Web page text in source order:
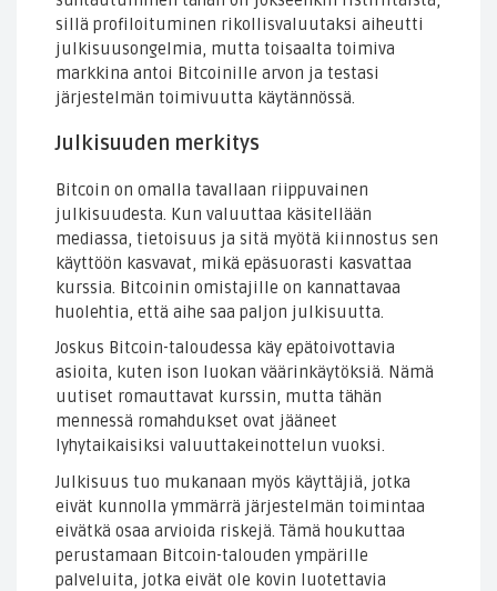
sillä profiloituminen rikollisvaluutaksi aiheutti
julkisuusongelmia, mutta toisaalta toimiva
markkina antoi Bitcoinille arvon ja testasi
järjestelmän toimivuutta käytännössä.
Julkisuuden merkitys
Bitcoin on omalla tavallaan riippuvainen
julkisuudesta. Kun valuuttaa käsitellään
mediassa, tietoisuus ja sitä myötä kiinnostus sen
käyttöön kasvavat, mikä epäsuorasti kasvattaa
kurssia. Bitcoinin omistajille on kannattavaa
huolehtia, että aihe saa paljon julkisuutta.
Joskus Bitcoin-taloudessa käy epätoivottavia
asioita, kuten ison luokan väärinkäytöksiä. Nämä
uutiset romauttavat kurssin, mutta tähän
mennessä romahdukset ovat jääneet
lyhytaikaisiksi valuuttakeinottelun vuoksi.
Julkisuus tuo mukanaan myös käyttäjiä, jotka
eivät kunnolla ymmärrä järjestelmän toimintaa
eivätkä osaa arvioida riskejä. Tämä houkuttaa
perustamaan Bitcoin-talouden ympärille
palveluita, jotka eivät ole kovin luotettavia